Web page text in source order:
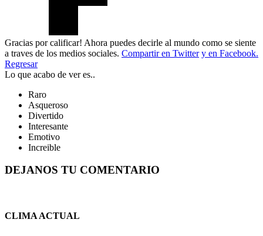
Gracias por calificar! Ahora puedes decirle al mundo como se siente
a traves de los medios sociales. Compartir en Twitter y en Facebook.
Regresar
Lo que acabo de ver es..
Raro
Asqueroso
Divertido
Interesante
Emotivo
Increible
DEJANOS TU COMENTARIO
CLIMA ACTUAL